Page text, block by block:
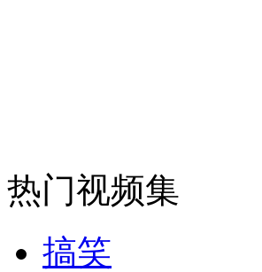
热门视频集
搞笑